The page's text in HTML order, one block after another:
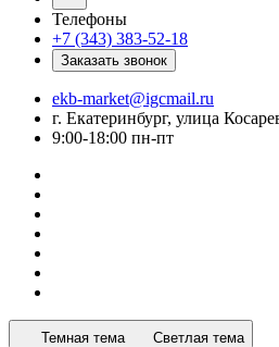
Телефоны
+7 (343) 383-52-18
Заказать звонок
ekb-market@igcmail.ru
г. Екатеринбург, улица
9:00-18:00 пн-пт
Темная тема Светлая тема